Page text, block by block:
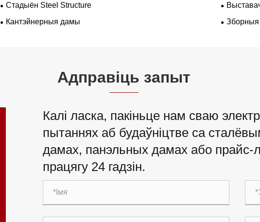
Стадыён Steel Structure
Кантэйнерныя дамы
Адправіць запыт
Калі ласка, пакіньце нам сваю
пытаннях аб будаўніцтве са
дамах, панэльных дамах або прайс-
працягу 24 гадзін.